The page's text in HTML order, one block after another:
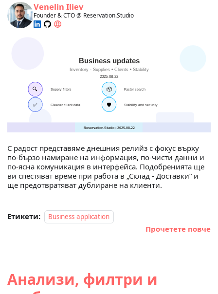
Venelin Iliev
Founder & CTO @ Reservation.Studio
С радост представяме днешния релийз с фокус върху
по‑бързо намиране на информация, по‑чисти данни и
по‑ясна комуникация в интерфейса. Подобренията ще
ви спестяват време при работа в „Склад - Доставки“ и
ще предотвратяват дублиране на клиенти.
Етикети: Business application
Прочетете повче
Анализи, филтри и